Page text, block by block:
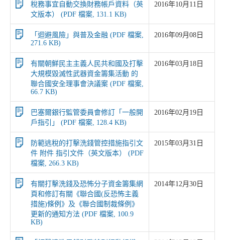
稅務事宜自動交換財務帳戶資料（英
文版本） (PDF 檔案, 131.1 KB)
2016年10月11日
「迴避風險」與普及金融 (PDF 檔案,
271.6 KB)
2016年09月08日
有關朝鮮民主主義人民共和國及打擊
大規模毀滅性武器資金籌集活動 的
聯合國安全理事會決議案 (PDF 檔案,
66.7 KB)
2016年03月18日
巴塞爾銀行監管委員會修訂「一般開
戶指引」 (PDF 檔案, 128.4 KB)
2016年02月19日
防範逃稅的打擊洗錢管控措施指引文
件 附件 指引文件（英文版本） (PDF
檔案, 266.3 KB)
2015年03月31日
有關打擊洗錢及恐怖分子資金籌集網
頁和修訂有關《聯合國(反恐怖主義
措施)條例》及《聯合國制裁條例》
更新的通知方法 (PDF 檔案, 100.9
KB)
2014年12月30日